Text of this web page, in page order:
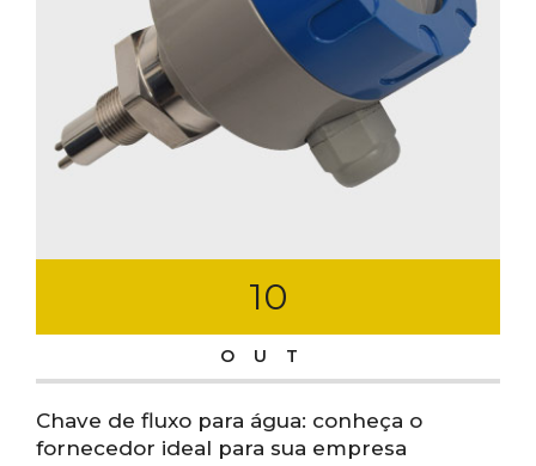
10
OUT
Chave de fluxo para água: conheça o
fornecedor ideal para sua empresa